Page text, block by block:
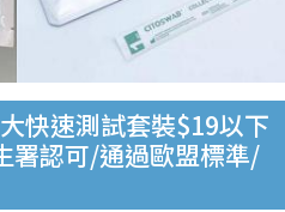
快速測試套裝$19以下
署認可/通過歐盟標準/